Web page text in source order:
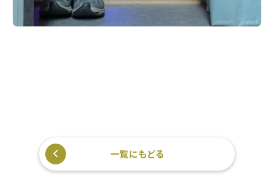
一覧にもどる